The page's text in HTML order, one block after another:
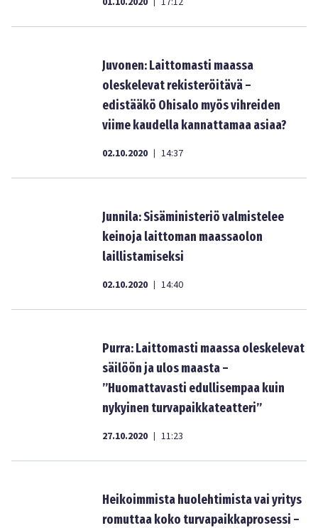
Juvonen: Laittomasti maassa
oleskelevat rekisteröitävä –
edistääkö Ohisalo myös vihreiden
viime kaudella kannattamaa asiaa?
02.10.2020 | 14:37
Junnila: Sisäministeriö valmistelee
keinoja laittoman maassaolon
laillistamiseksi
02.10.2020 | 14:40
Purra: Laittomasti maassa oleskelevat
säilöön ja ulos maasta –
”Huomattavasti edullisempaa kuin
nykyinen turvapaikkateatteri”
27.10.2020 | 11:23
Heikoimmista huolehtimista vai yritys
romuttaa koko turvapaikkaprosessi –